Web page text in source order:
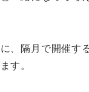
、隔月で開催す
す。